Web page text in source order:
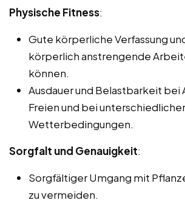
Physische Fitness:
Gute körperliche Verfassung
körperlich anstrengende
können.
Ausdauer und Belastbarkeit bei
Freien und bei
Wetterbedingungen.
Sorgfalt und Genauigkeit:
Sorgfältiger Umgang mit
zu vermeiden.